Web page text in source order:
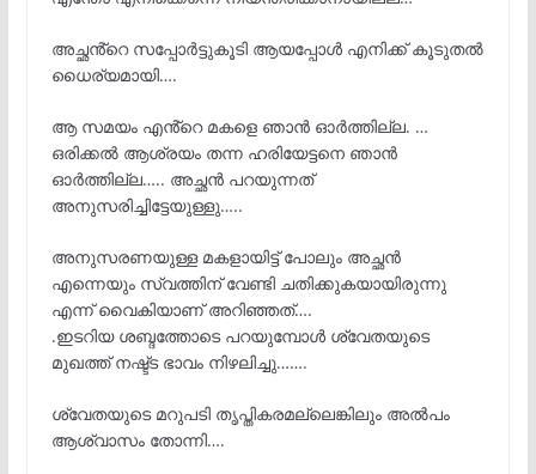
അച്ഛൻ്റെ സപ്പോർട്ടുകൂടി ആയപ്പോൾ എനിക്ക് കൂടുതൽ
ധൈര്യമായി….
ആ സമയം എൻ്റെ മകളെ ഞാൻ ഓർത്തില്ല. …
ഒരിക്കൽ ആശ്രയം തന്ന ഹരിയേട്ടനെ ഞാൻ
ഓർത്തില്ല….. അച്ഛൻ പറയുന്നത്
അനുസരിച്ചിട്ടേയുള്ളു…..
അനുസരണയുള്ള മകളായിട്ട് പോലും അച്ഛൻ
എന്നെയും സ്വത്തിന് വേണ്ടി ചതിക്കുകയായിരുന്നു
എന്ന് വൈകിയാണ് അറിഞ്ഞത്….
.ഇടറിയ ശബ്ദത്തോടെ പറയുമ്പോൾ ശ്വേതയുടെ
മുഖത്ത് നഷ്ട്ട ഭാവം നിഴലിച്ചു…….
ശ്വേതയുടെ മറുപടി തൃപ്തികരമല്ലെങ്കിലും അൽപം
ആശ്വാസം തോന്നി….